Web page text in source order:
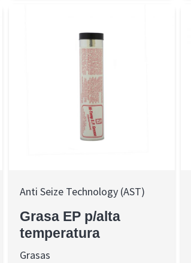
Anti Seize Technology (AST)
Grasa EP p/alta
temperatura
Grasas